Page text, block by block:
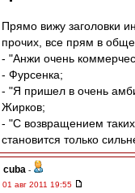
Прямо вижу заголовки
прочих, все прям в
- "Анжи очень
- Фурсенка;
- "Я пришел в очень
Жирков;
- "С возвращением
становится только
cuba -
01 авг 2011 19:55